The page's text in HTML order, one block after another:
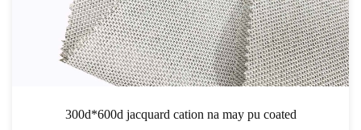
300d*600d jacquard cation na may pu coated